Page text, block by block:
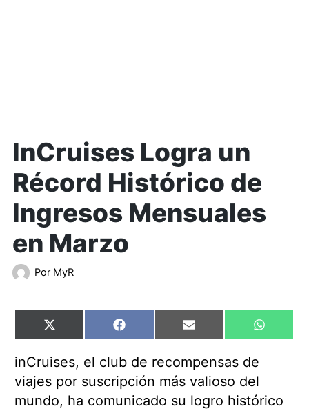
InCruises Logra un
Récord Histórico de
Ingresos Mensuales
en Marzo
Por MyR
Compartir
en
X
(Twitter)
Compartir
en
Facebook Compartir
en
Email
en
inCruises, el club de recompensas de
viajes por suscripción más valioso del
mundo, ha comunicado su logro histórico